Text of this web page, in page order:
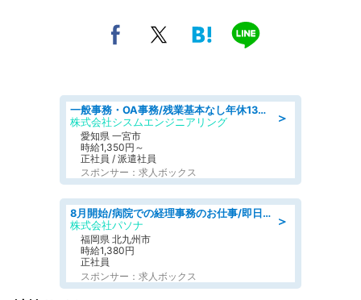
＞
一般事務・OA事務/残業基本なし年休130日社保完備の一般・調達事務
株式会社シスムエンジニアリング
愛知県 一宮市
時給1,350円～
正社員 / 派遣社員
スポンサー：求人ボックス
＞
8月開始/病院での経理事務のお仕事/即日勤務可/車通勤可/経理/一般事務
株式会社パソナ
福岡県 北九州市
時給1,380円
正社員
スポンサー：求人ボックス